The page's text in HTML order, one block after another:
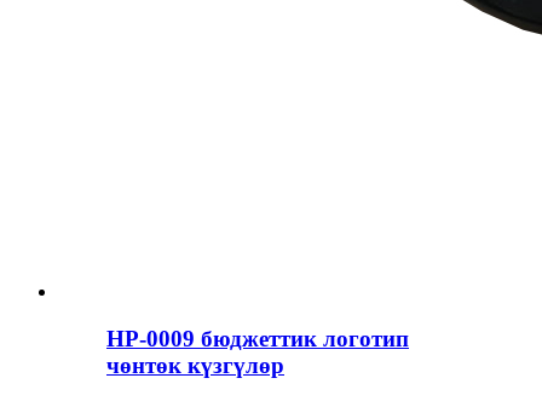
HP-0009 бюджеттик логотип
чөнтөк күзгүлөр